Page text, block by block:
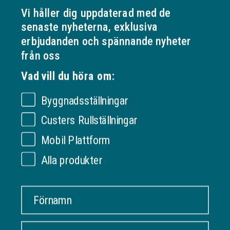
Specifikationer
Visa mer
OM VERKSAMHETEN
Ställningonline.se
Gräshoppsvägen 7 B (kontor/ej lager)
311 79 Falkenberg
Sverige
0700 23 25 40
KUNDSERVICE
Frakt och leverans
Köpevillkor
Säker betalning
DITT KONTO
Logga in
Vi håller dig uppdaterad med de
senaste nyheterna, exklusiva
erbjudanden och spännande nyheter
från oss
Vad vill du höra om:
Byggnadsställningar
Custers Rullställningar
Mobil Plattform
Alla produkter